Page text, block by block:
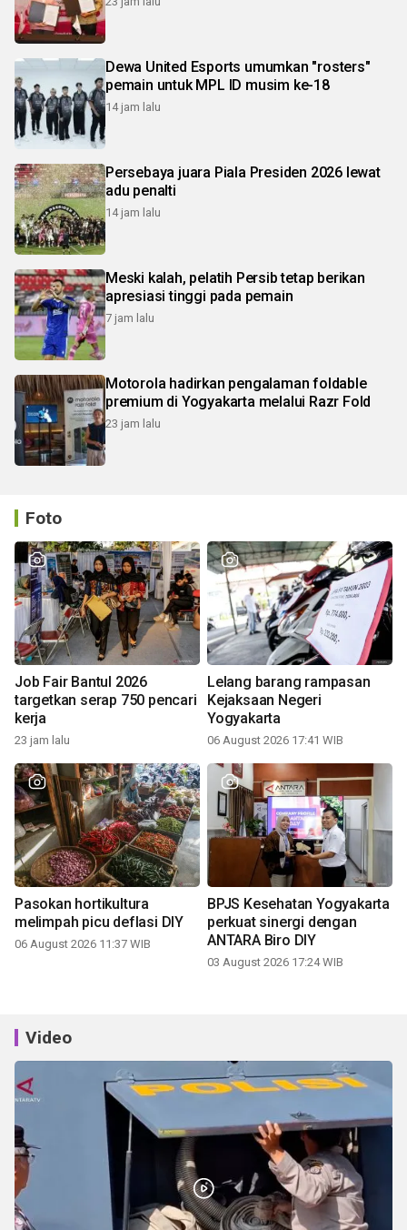
Dewa United Esports umumkan "rosters"
pemain untuk MPL ID musim ke-18
14 jam lalu
Persebaya juara Piala Presiden 2026 lewat
adu penalti
14 jam lalu
Meski kalah, pelatih Persib tetap berikan
apresiasi tinggi pada pemain
7 jam lalu
Motorola hadirkan pengalaman foldable
premium di Yogyakarta melalui Razr Fold
23 jam lalu
Foto
Job Fair Bantul 2026
targetkan serap 750 pencari
kerja
23 jam lalu
Lelang barang rampasan
Kejaksaan Negeri
Yogyakarta
06 August 2026 17:41 WIB
Pasokan hortikultura
melimpah picu deflasi DIY
06 August 2026 11:37 WIB
BPJS Kesehatan Yogyakarta
perkuat sinergi dengan
ANTARA Biro DIY
03 August 2026 17:24 WIB
Video